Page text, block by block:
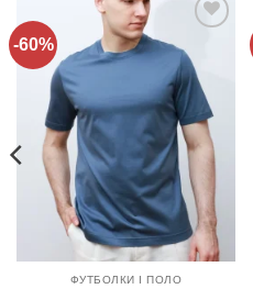
-60%
до
списку
бажань!
ФУТБОЛКИ І ПОЛО